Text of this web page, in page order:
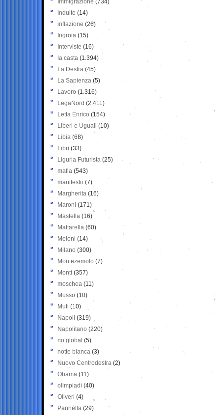
Immigrazione (734)
indulto (14)
inflazione (26)
Ingroia (15)
Interviste (16)
la casta (1.394)
La Destra (45)
La Sapienza (5)
Lavoro (1.316)
LegaNord (2.411)
Letta Enrico (154)
Liberi e Uguali (10)
Libia (68)
Libri (33)
Liguria Futurista (25)
mafia (543)
manifesto (7)
Margherita (16)
Maroni (171)
Mastella (16)
Mattarella (60)
Meloni (14)
Milano (300)
Montezemolo (7)
Monti (357)
moschea (11)
Musso (10)
Muti (10)
Napoli (319)
Napolitano (220)
no global (5)
notte bianca (3)
Nuovo Centrodestra (2)
Obama (11)
olimpiadi (40)
Oliveri (4)
Pannella (29)